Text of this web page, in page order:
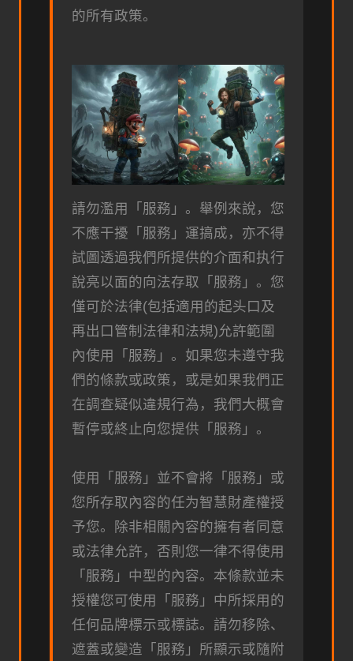
的所有政策。
請勿濫用「服務」。舉例來說，您
不應干擾「服務」運搞成，亦不得
試圖透過我們所提供的介面和执行
說亮以面的向法存取「服務」。您
僅可於法律(包括適用的起头口及
再出口管制法律和法規)允許範圍
內使用「服務」。如果您未遵守我
們的條款或政策，或是如果我們正
在調查疑似違規行為，我們大概會
暫停或終止向您提供「服務」。
使用「服務」並不會將「服務」或
您所存取內容的任为智慧財產權授
予您。除非相關內容的擁有者同意
或法律允許，否則您一律不得使用
「服務」中型的內容。本條款並未
授權您可使用「服務」中所採用的
任何品牌標示或標誌。請勿移除、
遮蓋或變造「服務」所顯示或隨附